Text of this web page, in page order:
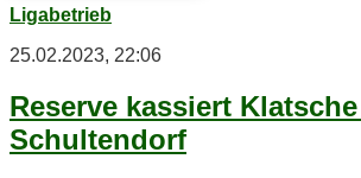
Ligabetrieb
25.02.2023, 22:06
Re­ser­ve kas­siert
Schultendorf